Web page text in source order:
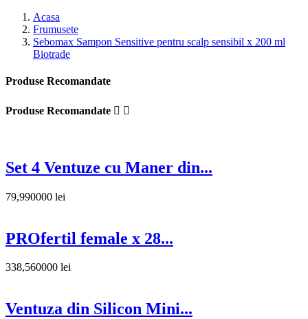
Acasa
Frumusete
Sebomax Sampon Sensitive pentru scalp sensibil x 200 ml
Biotrade
Produse Recomandate
Produse Recomandate  
Set 4 Ventuze cu Maner din...
79,990000 lei
PROfertil female x 28...
338,560000 lei
Ventuza din Silicon Mini...